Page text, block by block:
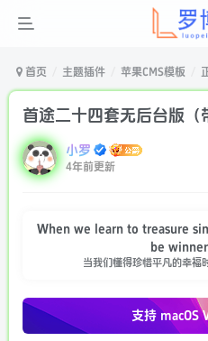
首页 主题插件 苹果CMS模板
首途二十四套无后台版（
小罗
4年前更新
When we learn to treasure
be
当我们懂得珍惜平凡的幸福
支持 macOS